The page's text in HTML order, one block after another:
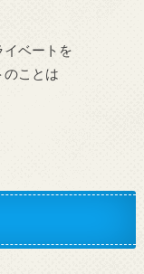
ベートを
のことは